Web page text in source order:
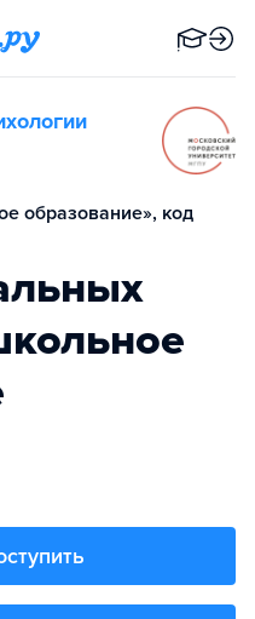
образование», код